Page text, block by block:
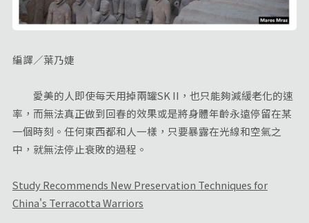
編譯／葉乃婕
愛美的人即使每天用掉兩罐SK II，也只能夠減緩老化的速
率，而無法真正做到回春的效果或是將身體年齡永遠停留在某
一個時刻。任何東西都和人一樣，只要暴露在光線和空氣之
中，就無法停止衰敗的過程。
Study Recommends New Preservation Techniques for
China's Terracotta Warriors